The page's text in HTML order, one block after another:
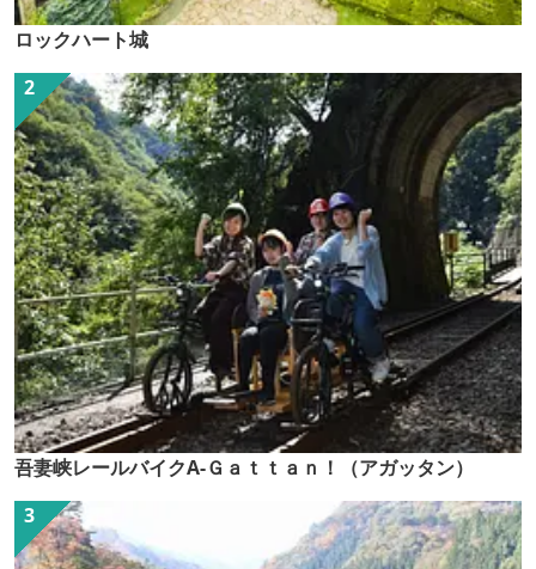
ロックハート城
吾妻峡レールバイクA-Ｇａｔｔａｎ！（アガッタン）